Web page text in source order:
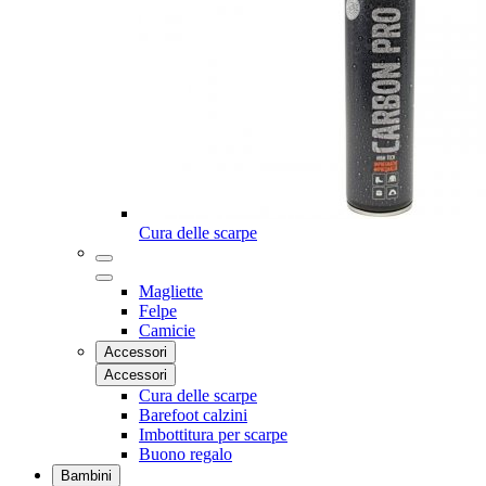
Cura delle scarpe
Magliette
Felpe
Camicie
Accessori
Accessori
Cura delle scarpe
Barefoot calzini
Imbottitura per scarpe
Buono regalo
Bambini